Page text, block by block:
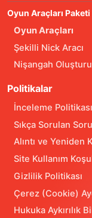
Oyun Araçları Paketi
Oyun Araçları
Şekilli Nick Aracı
Nişangah
Politikalar
İnceleme
Sıkça Sorulan
Alıntı ve Yeniden
Site Kullanım
Gizlilik Politikası
Çerez (Cookie)
Hukuka Aykırılık